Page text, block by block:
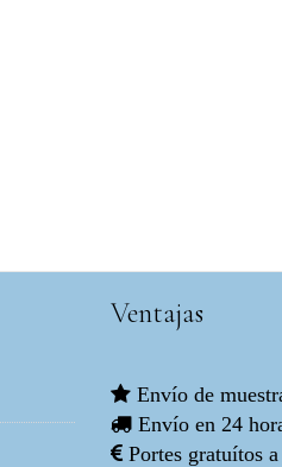
Ventajas
Envío de
Envío en 24
Portes gratuítos